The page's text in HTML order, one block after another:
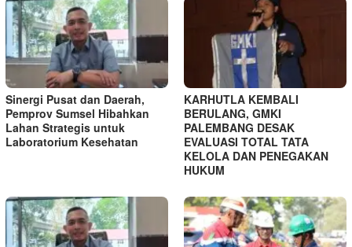
Sinergi Pusat dan Daerah,
Pemprov Sumsel Hibahkan
Lahan Strategis untuk
Laboratorium Kesehatan
KARHUTLA KEMBALI
BERULANG, GMKI
PALEMBANG DESAK
EVALUASI TOTAL TATA
KELOLA DAN PENEGAKAN
HUKUM